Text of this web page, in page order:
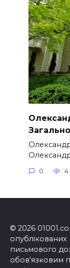
0 4
© 2026
опублікованих
письмового
обов'язковим